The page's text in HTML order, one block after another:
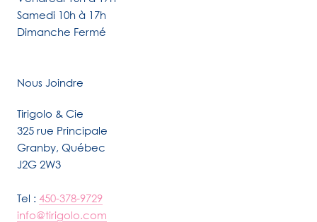
Samedi 10h à 17h
Dimanche Fermé
Nous Joindre
Tirigolo & Cie
325 rue Principale
Granby, Québec
J2G 2W3
Tel : 450-378-9729
info@tirigolo.com